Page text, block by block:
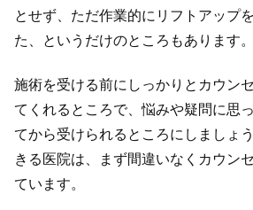
とせず、ただ作業的にリフトアップ
た、というだけのところもあります。
施術を受ける前にしっかりとカウン
てくれるところで、悩みや疑問に思
てから受けられるところにしましょ
きる医院は、まず間違いなくカウン
ています。